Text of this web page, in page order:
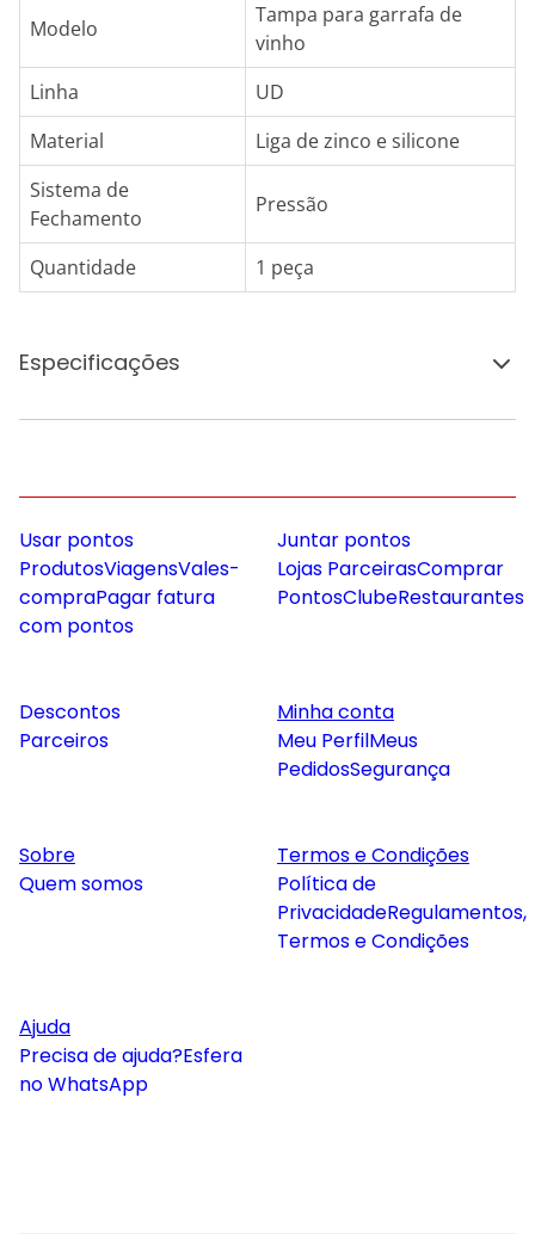
Modelo
Tampa para garrafa de
vinho
Linha
UD
Material
Liga de zinco e silicone
Sistema de
Fechamento
Pressão
Quantidade 1 peça
Especificações
Usar pontos
ProdutosViagensVales-
compraPagar fatura
com pontos
Juntar pontos
Lojas ParceirasComprar
PontosClubeRestaurantes
Descontos
Parceiros
Minha conta
Meu PerfilMeus
PedidosSegurança
Sobre
Quem somos
Termos e Condições
Política de
PrivacidadeRegulamentos,
Termos e Condições
Ajuda
Precisa de ajuda?Esfera
no WhatsApp